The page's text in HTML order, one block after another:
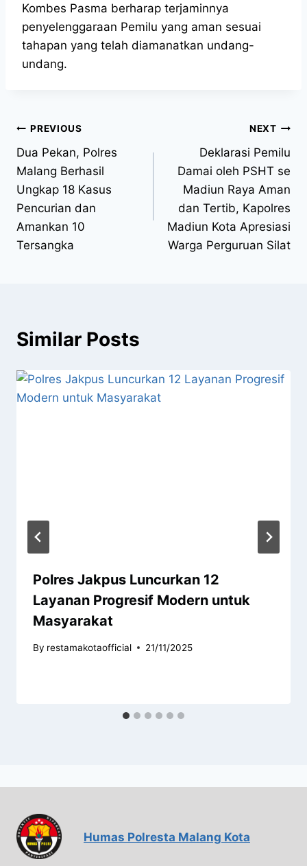
Kombes Pasma berharap terjaminnya
penyelenggaraan Pemilu yang aman sesuai
tahapan yang telah diamanatkan undang-
undang.
PREVIOUS
Dua Pekan, Polres
Malang Berhasil
Ungkap 18 Kasus
Pencurian dan
Amankan 10
Tersangka
NEXT
Deklarasi Pemilu
Damai oleh PSHT se
Madiun Raya Aman
dan Tertib, Kapolres
Madiun Kota Apresiasi
Warga Perguruan Silat
Similar Posts
Polres Jakpus Luncurkan 12
Layanan Progresif Modern untuk
Masyarakat
By restamakotaofficial 21/11/2025
Humas Polresta Malang Kota